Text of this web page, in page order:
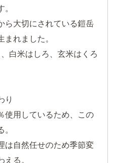
ら大切にされている鎧岳
れました。
白米はしろ、玄米はくろ
り
使用しているため、この
は自然任せのため季節変
る。